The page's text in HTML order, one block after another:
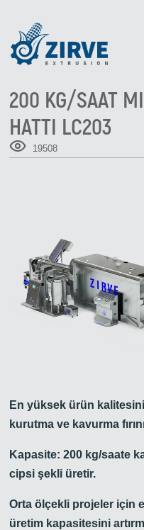
200 KG/SAAT
HATTI LC203
19508
En yüksek ürün
kurutma ve kavurma
Kapasite: 200 kg/saate
cipsi şekli üretir.
Orta ölçekli projeler için
üretim kapasitesini